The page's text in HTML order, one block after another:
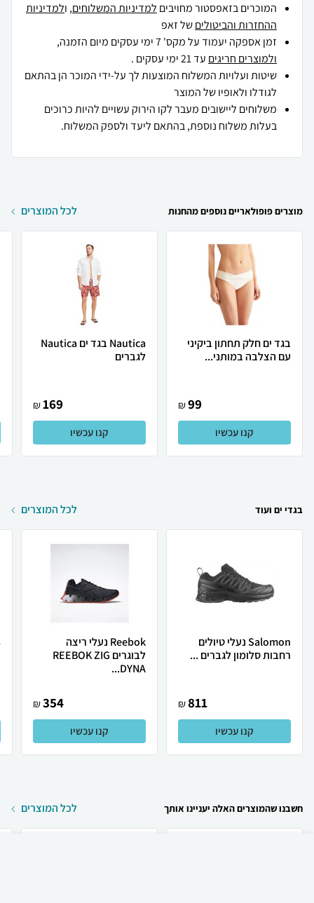
המוכרים בזאפסטור מחויבים למדיניות המשלוחים, ולמדיניות
ההחזרות והביטוליםשל זאפ
זמן אספקה יעמוד על מקס' 7 ימי עסקים מיום הזמנה,
ולמוצרים חריגים עד 21 ימי עסקים .
שיטות ועלויות המשלוח המוצעות לך על-ידי המוכר הן בהתאם
לגודלו ולאופיו של המוצר
משלוחים ליישובים מעבר לקו הירוק עשויים להיות כרוכים
בעלות משלוח נוספת, בהתאם ליעד ולספק המשלוח.
מוצרים פופולאריים נוספים מהחנות לכל המוצרים
בגד ים חלק תחתון ביקיני
עם הצלבה במותני...
99
₪
קנו עכשיו
Nautica בגד ים Nautica
לגברים
169
₪
קנו עכשיו
בגדי ים ועוד לכל המוצרים
Salomon נעלי טיולים
רחבות סלומון לגברים ...
811
₪
קנו עכשיו
Reebok נעלי ריצה
לבוגרים REEBOK ZIG
DYNA...
354
₪
קנו עכשיו
חשבנו שהמוצרים האלה יעניינו אותך לכל המוצרים